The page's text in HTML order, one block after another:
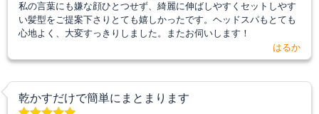
私の言葉にも嫌な顔ひとつせず、綺麗に伸ばしやすくセットしやす
い髪型をご提案下さりとても嬉しかったです。ヘッドスパもとても
心地よく、大変すっきりしました。またお伺いします！
はるか
乾かすだけで簡単にまとまります